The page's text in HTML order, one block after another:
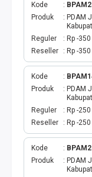
Kode
Produk
PDAM
Reguler
Rp -350
Reseller
Rp -350
Kode
Produk
PDAM
Reguler
Rp -250
Reseller
Rp -250
Kode
Produk
PDAM